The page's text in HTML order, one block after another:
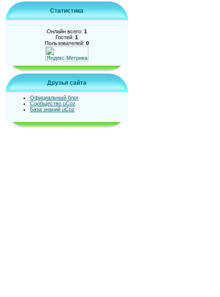
Статистика
Онлайн всего: 1
Гостей: 1
Пользователей: 0
Друзья сайта
Официальный блог
Сообщество uCoz
База знаний uCoz